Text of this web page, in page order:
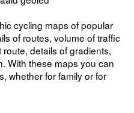
cycling maps of popular
of routes, volume of traffic
details of gradients,
With these maps you can
whether for family or for